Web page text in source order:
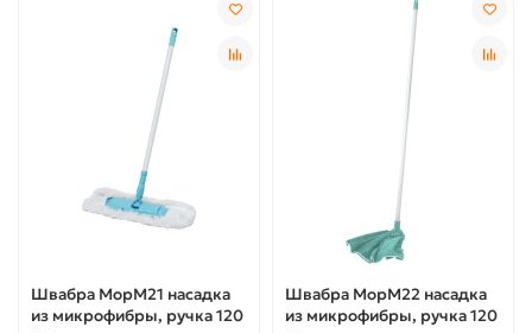
Швабра МорМ21 насадка
из микрофибры, ручка 120
Швабра МорМ22 насадка
из микрофибры, ручка 120